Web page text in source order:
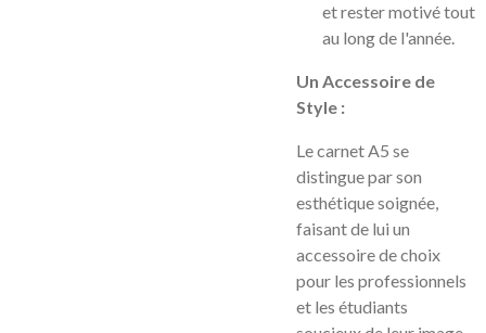
et rester motivé tout
au long de l'année.
Un Accessoire de
Style :
Le carnet A5 se
distingue par son
esthétique soignée,
faisant de lui un
accessoire de choix
pour les professionnels
et les étudiants